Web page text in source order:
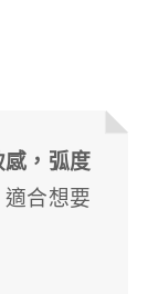
，弧度
適合想要